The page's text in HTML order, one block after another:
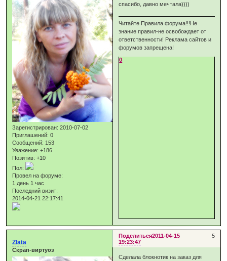
Зарегистрирован: 2010-07-02
Приглашений: 0
Сообщений: 153
Уважение: +186
Позитив: +10
Пол:
Провел на форуме:
1 день 1 час
Последний визит:
2014-04-21 22:17:41
спасибо, давно мечтала))))
Читайте Правила форума!!!Не
знание правил-не освобождает от
ответственности! Реклама сайтов и
форумов запрещена!
0
Поделиться 5
2011-04-15
19:23:47
Zlata
Скрап-виртуоз
Сделала блокнотик на заказ для